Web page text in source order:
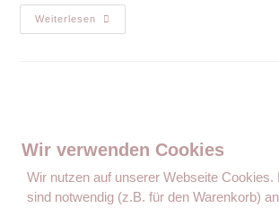
Weiterlesen
Wir verwenden Cookies
Wir nutzen auf unserer Webseite Cookies.
sind notwendig (z.B. für den Warenkorb)